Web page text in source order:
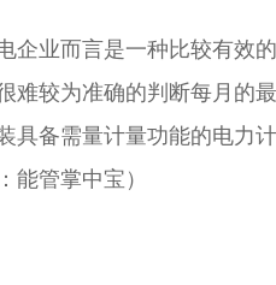
企业而言是一种比较有效
较为准确的判断每月的
具备需量计量功能的电力
管掌中宝）